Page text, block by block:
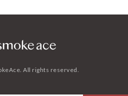
All rights reserved.